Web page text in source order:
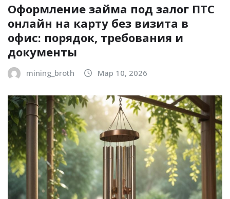
Оформление займа под залог ПТС
онлайн на карту без визита в
офис: порядок, требования и
документы
mining_broth Мар 10, 2026